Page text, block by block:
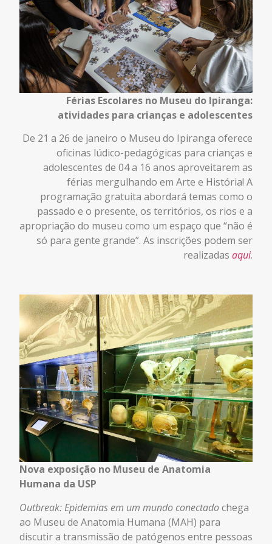
Férias Escolares no Museu do Ipiranga:
atividades para crianças e adolescentes
De 21 a 26 de janeiro o Museu do Ipiranga oferece
oficinas lúdico-pedagógicas para crianças e
adolescentes de 04 a 16 anos aproveitarem as
férias mergulhando em Arte e História! A
programação gratuita abordará temas como o
passado e o presente, os territórios, os rios e a
apropriação do museu como um espaço que “não é
só para gente grande”. As inscrições podem ser
realizadas aqui.
Nova exposição no Museu de Anatomia
Humana da USP
Outbreak: Epidemias em um mundo conectadochega
ao Museu de Anatomia Humana (MAH) para
discutir a transmissão de patógenos entre pessoas